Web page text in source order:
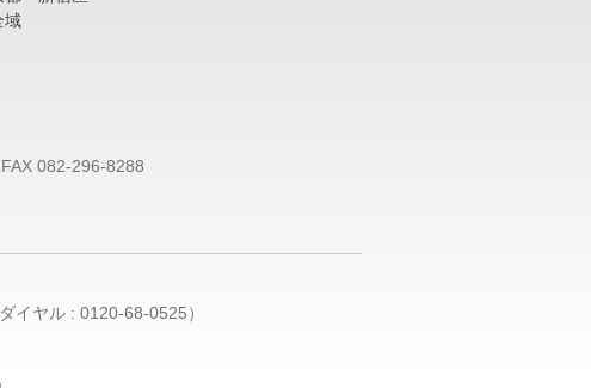
域
082-296-8288
イヤル : 0120-68-0525）